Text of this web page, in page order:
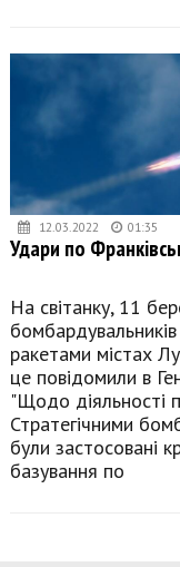
12.03.2022 01:35
Удари по
На світанку, 11
ракетами містах
це повідомили в
"Щодо діяльності
Стратегічними
були застосовані
базування по